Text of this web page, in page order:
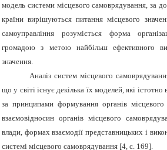
модель системи місцевого самоврядування, за
країни вирішуються питання місцевого
самоуправління розуміється форма
громадою з метою найбільш ефективного
значення.
Аналіз систем місцевого
що у світі існує декілька їх моделей, які
за принципами формування органів місцевого
взаємовідносин органів місцевого
влади, формах взаємодії представницьких і
системі місцевого самоврядування [4, с. 169].